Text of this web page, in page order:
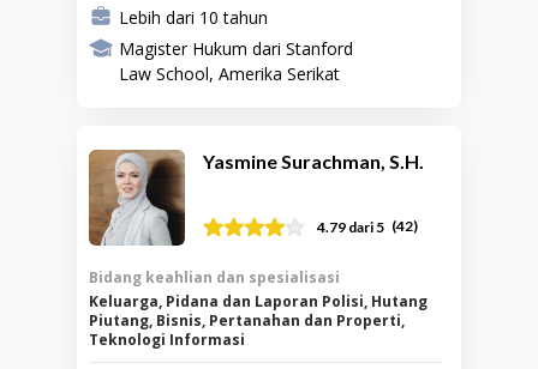
Lebih dari 10 tahun
Magister Hukum dari Stanford
Law School, Amerika Serikat
Yasmine Surachman, S.H.
4.79 dari 5 (42)
Bidang keahlian dan spesialisasi
Keluarga, Pidana dan Laporan Polisi, Hutang
Piutang, Bisnis, Pertanahan dan Properti,
Teknologi Informasi